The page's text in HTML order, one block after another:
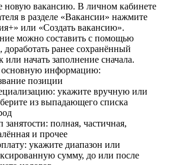
новую вакансию. В личном кабинете
в разделе «Вакансии» нажмите
или «Создать вакансию».
можно составить с помощью
доработать ранее сохранённый
или начать заполнение сначала.
основную информацию:
позиции
укажите вручную или
из выпадающего списка
занятости: полная, частичная,
и прочее
укажите диапазон или
сумму, до или после